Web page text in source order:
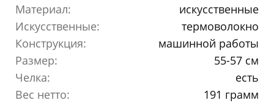
Материал:
искусственные
Искусственные:
термоволокно
Конструкция:
машинной работы
Размер:
55-57 см
Челка:
есть
Вес нетто:
191 грамм